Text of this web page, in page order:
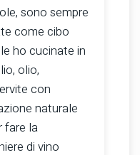
sono sempre
come cibo
ho cucinate in
olio,
con
naturale
fare la
di vino